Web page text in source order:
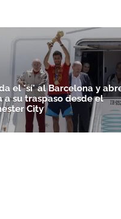
el 'sí' al Barcelona y
a su traspaso desde el
City